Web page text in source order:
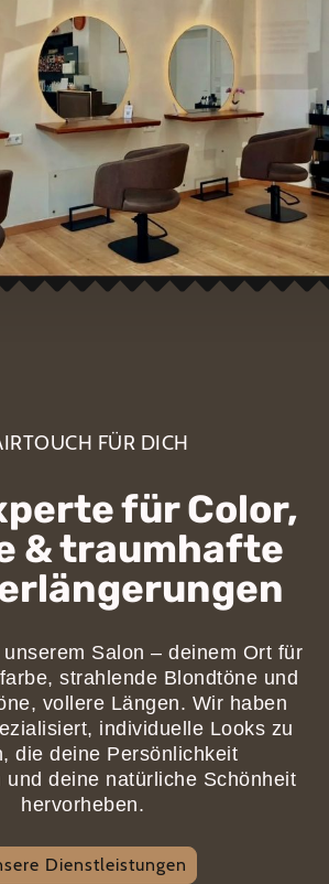
FÜR DICH
für Color,
& traumhafte
Salon – deinem Ort für
strahlende Blondtöne und
vollere Längen. Wir haben
individuelle Looks zu
die deine Persönlichkeit
und deine natürliche Schönheit
hervorheben.
Dienstleistungen